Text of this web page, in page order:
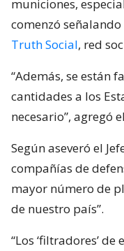
municiones,
comenzó
Truth Social, red
“Además, se están
cantidades a los
necesario”, agregó
Según aseveró el
compañías de
mayor número de
de nuestro país”.
“Los ‘filtradores’